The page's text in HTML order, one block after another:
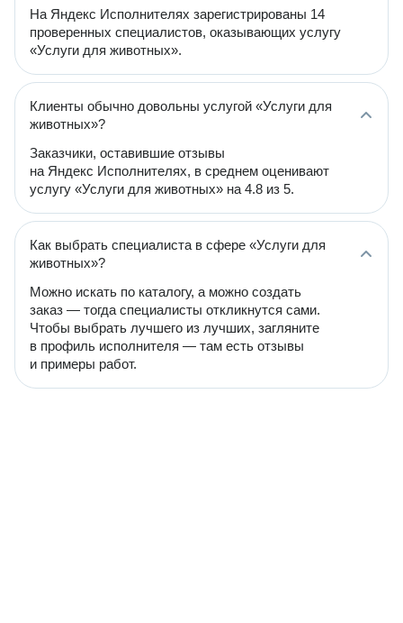
На Яндекс Исполнителях зарегистрированы 14
проверенных специалистов, оказывающих услугу
«Услуги для животных».
Клиенты обычно довольны услугой «Услуги для
животных»?
Заказчики, оставившие отзывы
на Яндекс Исполнителях, в среднем оценивают
услугу «Услуги для животных» на 4.8 из 5.
Как выбрать специалиста в сфере «Услуги для
животных»?
Можно искать по каталогу, а можно создать
заказ — тогда специалисты откликнутся сами.
Чтобы выбрать лучшего из лучших, загляните
в профиль исполнителя — там есть отзывы
и примеры работ.